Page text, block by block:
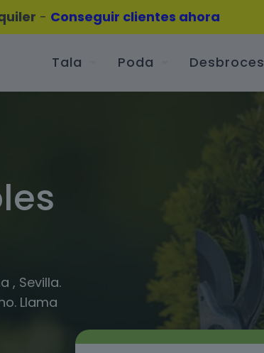
- Conseguir clientes ahora
Tala Poda Desbroces
, Sevilla.
Llama